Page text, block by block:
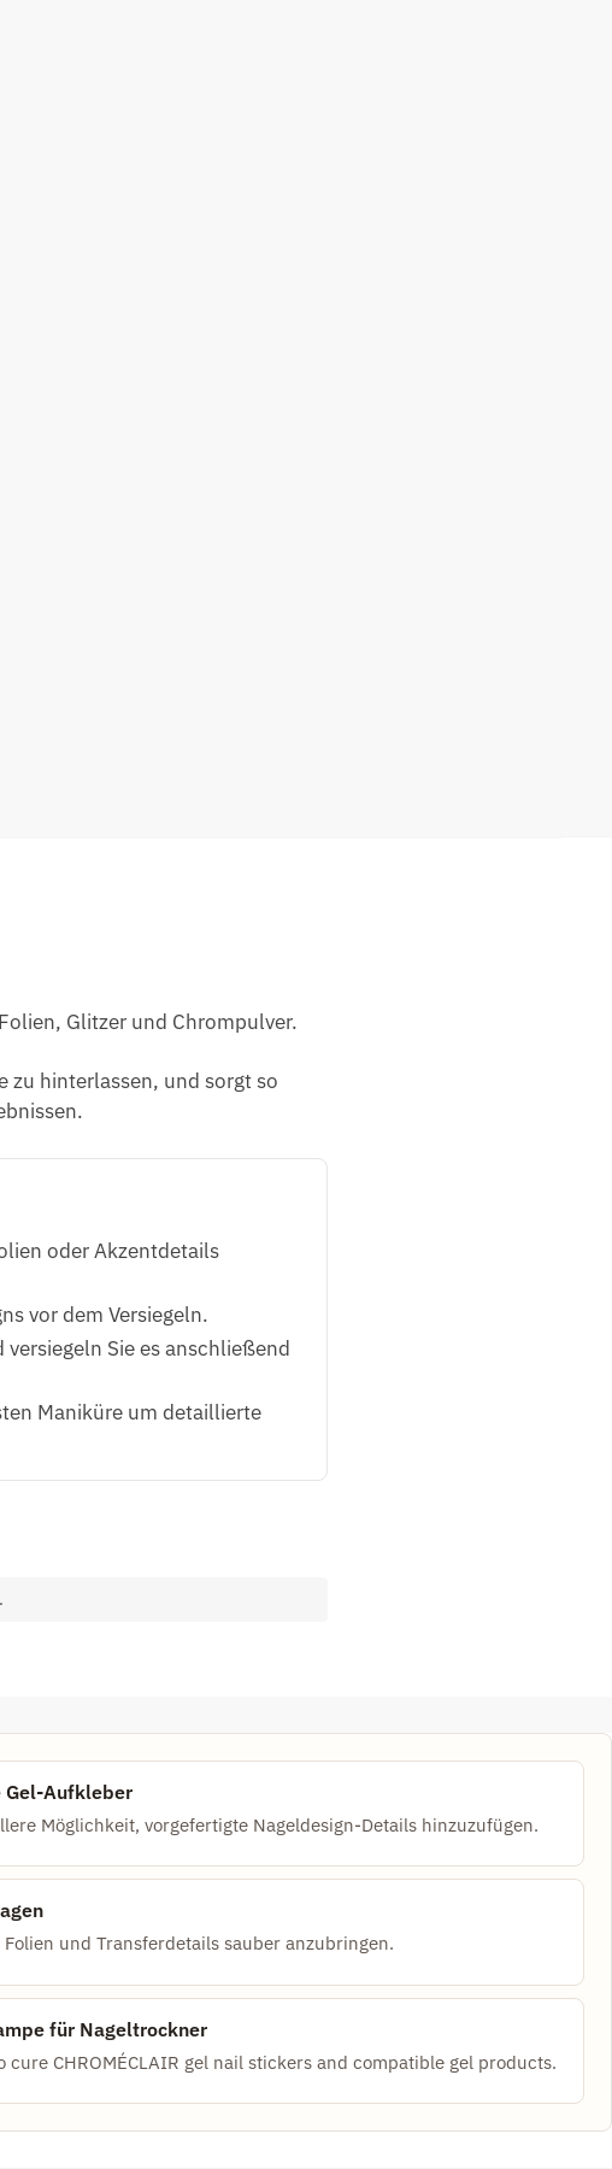
Glitzer und Chrompulver.
zu hinterlassen, und sorgt so
oder Akzentdetails
vor dem Versiegeln.
Sie es anschließend
Maniküre um detaillierte
Gel-Aufkleber
Möglichkeit, vorgefertigte Nageldesign-Details hinzuzufügen.
und Transferdetails sauber anzubringen.
für Nageltrockner
cure CHROMÉCLAIR gel nail stickers and compatible gel products.